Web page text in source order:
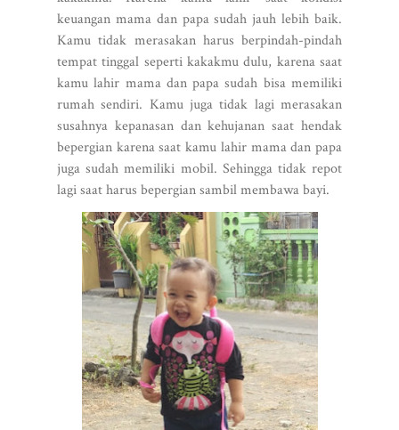
keuangan mama dan papa sudah jauh lebih baik.
Kamu tidak merasakan harus berpindah-pindah
tempat tinggal seperti kakakmu dulu, karena saat
kamu lahir mama dan papa sudah bisa memiliki
rumah sendiri. Kamu juga tidak lagi merasakan
susahnya kepanasan dan kehujanan saat hendak
bepergian karena saat kamu lahir mama dan papa
juga sudah memiliki mobil. Sehingga tidak repot
lagi saat harus bepergian sambil membawa bayi.